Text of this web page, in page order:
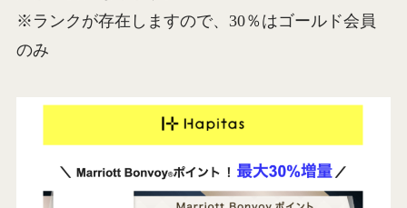
※ランクが存在しますので、30％はゴールド会員
のみ